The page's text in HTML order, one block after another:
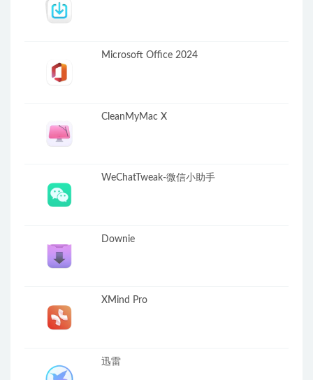
Microsoft Office 2024
CleanMyMac X
WeChatTweak-微信小助手
Downie
XMind Pro
迅雷